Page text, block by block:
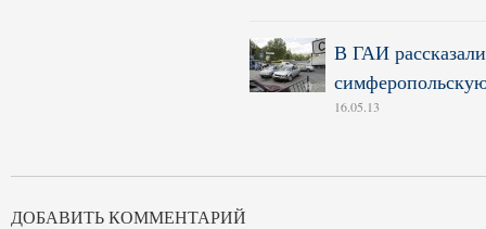
В ГАИ
16.05.13
ДОБАВИТЬ КОММЕНТАРИЙ